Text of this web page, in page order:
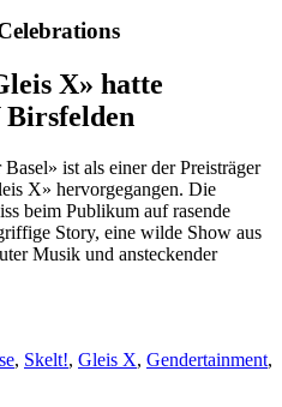
X» hatte
ist als einer der Preisträger
X» hervorgegangen. Die
beim Publikum auf rasende
Story, eine wilde Show aus
Musik und ansteckender
, Skelt!, Gleis X, Gendertainment,